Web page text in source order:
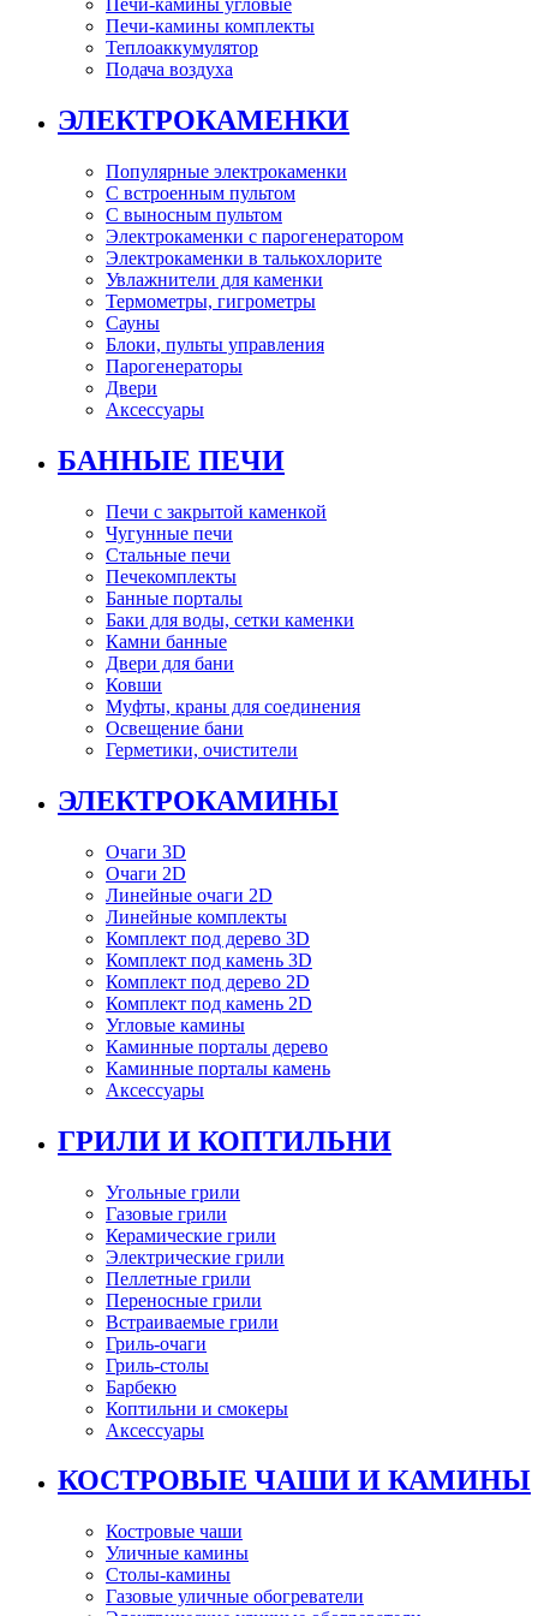
Печи-камины угловые
Печи-камины комплекты
Теплоаккумулятор
Подача воздуха
ЭЛЕКТРОКАМЕНКИ
Популярные электрокаменки
С встроенным пультом
С выносным пультом
Электрокаменки с парогенератором
Электрокаменки в талькохлорите
Увлажнители для каменки
Термометры, гигрометры
Сауны
Блоки, пульты управления
Парогенераторы
Двери
Аксессуары
БАННЫЕ ПЕЧИ
Печи с закрытой каменкой
Чугунные печи
Стальные печи
Печекомплекты
Банные порталы
Баки для воды, сетки каменки
Камни банные
Двери для бани
Ковши
Муфты, краны для соединения
Освещение бани
Герметики, очистители
ЭЛЕКТРОКАМИНЫ
Очаги 3D
Очаги 2D
Линейные очаги 2D
Линейные комплекты
Комплект под дерево 3D
Комплект под камень 3D
Комплект под дерево 2D
Комплект под камень 2D
Угловые камины
Каминные порталы дерево
Каминные порталы камень
Аксессуары
ГРИЛИ И КОПТИЛЬНИ
Угольные грили
Газовые грили
Керамические грили
Электрические грили
Пеллетные грили
Переносные грили
Встраиваемые грили
Гриль-очаги
Гриль-столы
Барбекю
Коптильни и смокеры
Аксессуары
КОСТРОВЫЕ ЧАШИ И КАМИНЫ
Костровые чаши
Уличные камины
Столы-камины
Газовые уличные обогреватели